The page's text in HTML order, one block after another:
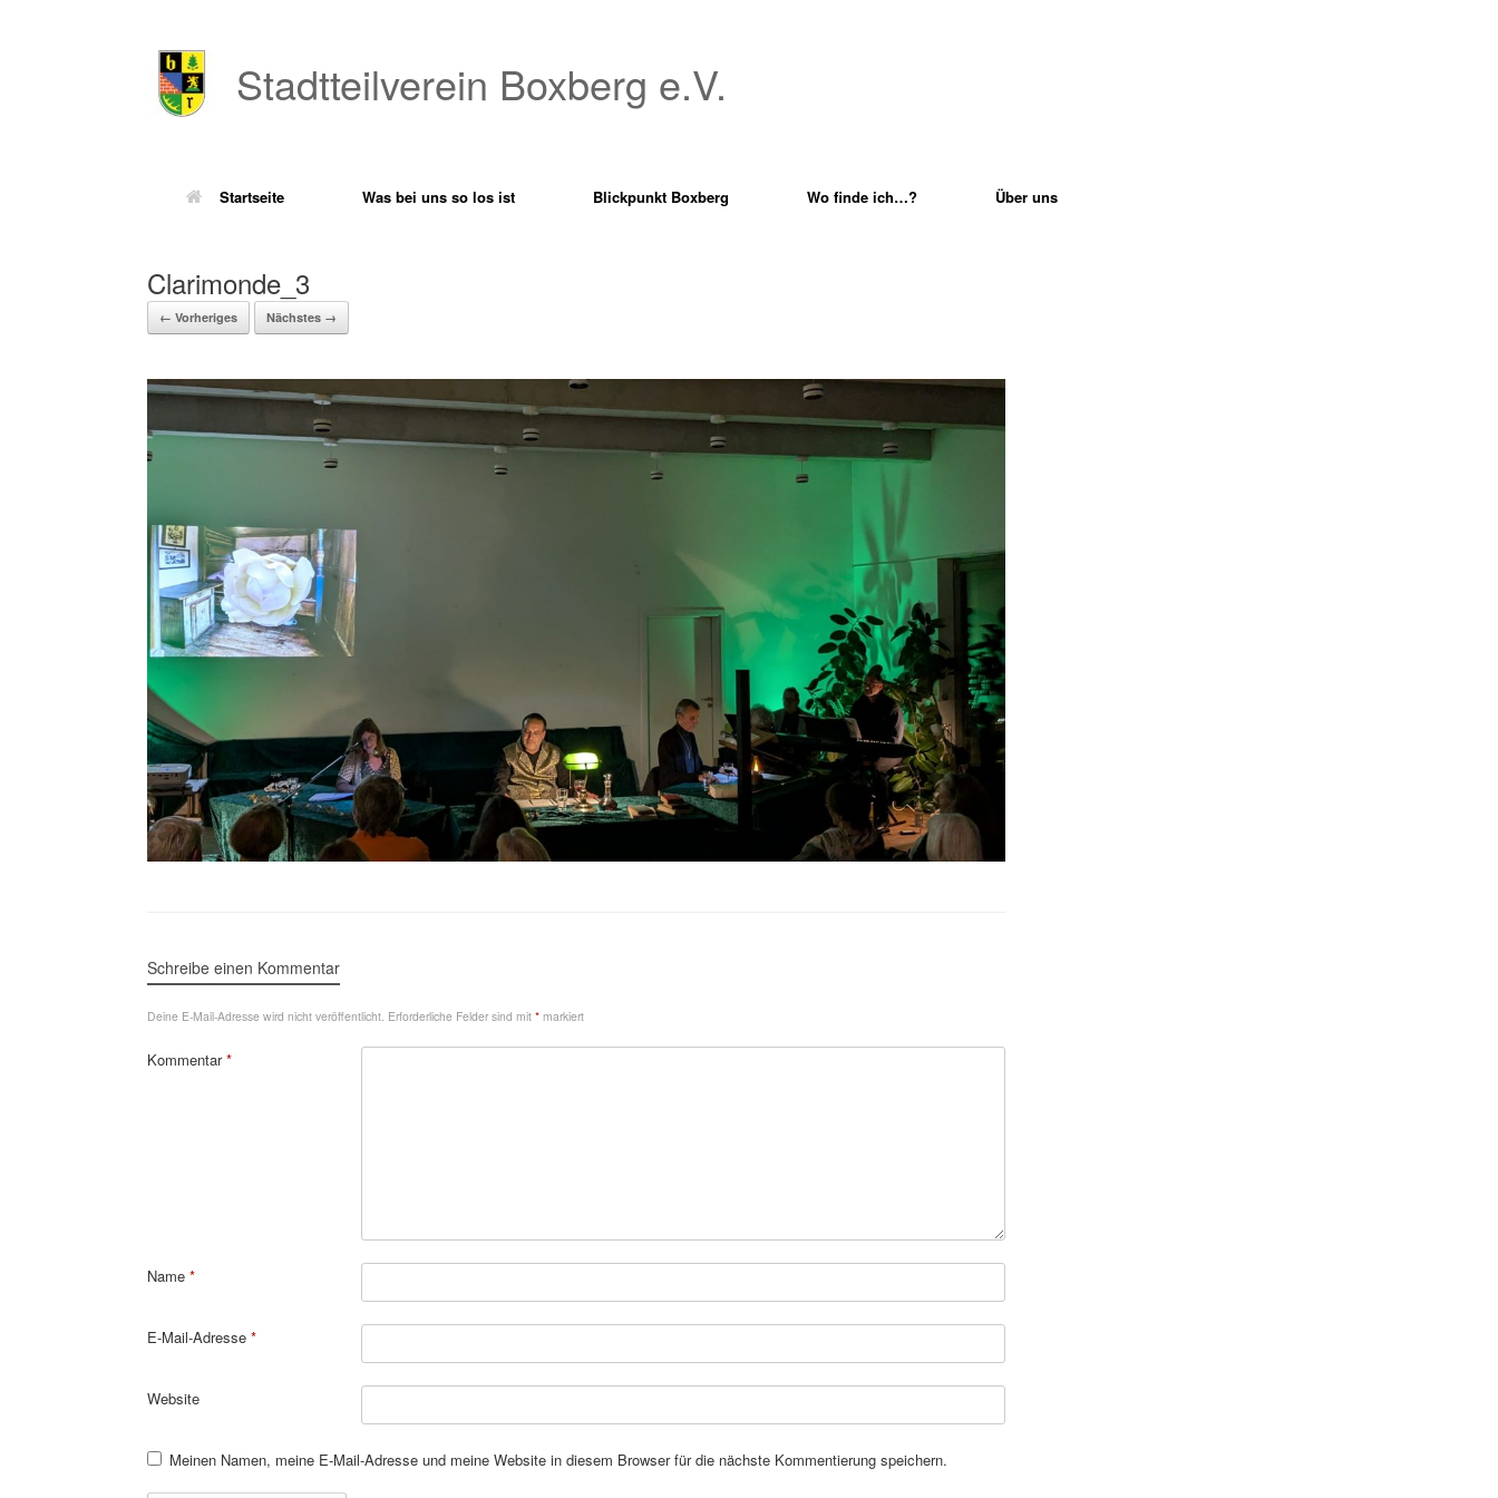
Stadtteilverein Boxberg e.V.
Startseite Was bei uns so los ist Blickpunkt Boxberg Wo finde ich…? Über uns
Clarimonde_3
← Vorheriges Nächstes →
Schreibe einen Kommentar
Deine E-Mail-Adresse wird nicht veröffentlicht. Erforderliche Felder sind mit * markiert
Kommentar*
Name *
E-Mail-Adresse *
Website
Meinen Namen, meine E-Mail-Adresse und meine Website in diesem Browser für die nächste Kommentierung speichern.